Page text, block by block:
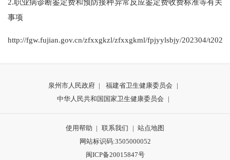
2.职业病诊断鉴定费和预防接种异常反应鉴定费收费标准等有关
事项
http://fgw.fujian.gov.cn/zfxxgkzl/zfxxgkml/fpjyylsbjy/202304/
泉州市人民政府 | 福建省卫生健康委员会
|
中华人民共和国国家卫生健康委员会
|
使用帮助 | 联系我们 | 站点地图
网站标识码:3505000052
闽ICP备20015847号